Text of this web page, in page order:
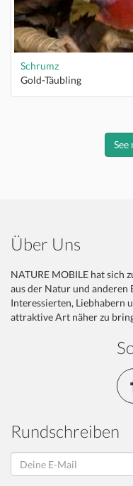
Schrumz
Gold-Täubling
See
Über Uns
NATURE MOBILE hat sich
aus der Natur und anderen
Interessierten, Liebhabern
attraktive Art näher zu
Rundschreiben